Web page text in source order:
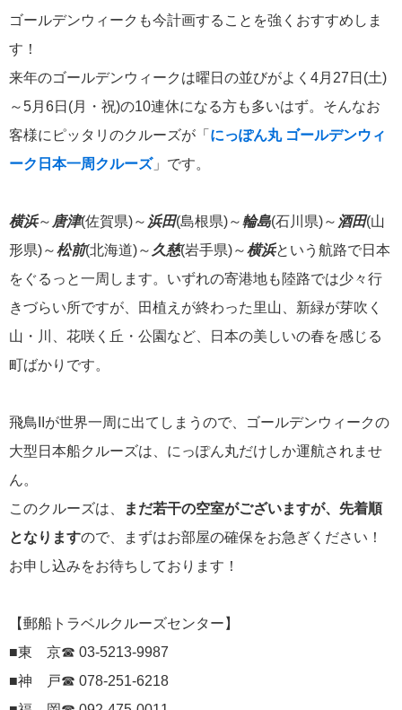
ゴールデンウィークも今計画することを強くおすすめしま
す！
来年のゴールデンウィークは曜日の並びがよく4月27日(土)
～5月6日(月・祝)の10連休になる方も多いはず。そんなお
客様にピッタリのクルーズが「 にっぽん丸 ゴールデンウィ
ーク日本一周クルーズ」です。
横浜～ 唐津(佐賀県)～ 浜田(島根県)～輪島(石川県)～ 酒田(山
形県)～松前(北海道)～ 久慈(岩手県)～横浜という航路で日本
をぐるっと一周します。いずれの寄港地も陸路では少々行
きづらい所ですが、田植えが終わった里山、新緑が芽吹く
山・川、花咲く丘・公園など、日本の美しいの春を感じる
町ばかりです。
飛鳥IIが世界一周に出てしまうので、ゴールデンウィークの
大型日本船クルーズは、にっぽん丸だけしか運航されませ
ん。
このクルーズは、
まだ若干の空室がございますが、先着順
となりますので、まずはお部屋の確保をお急ぎください！
お申し込みをお待ちしております！
【郵船トラベルクルーズセンター】
■東 京☎ 03-5213-9987
■神 戸☎ 078-251-6218
2026年01月30日
カテゴリーリスト
飛鳥II 385
にっぽん丸
初夏の日本一周
ぱしふぃっく びいなす
ぱしふぃっくびいなすチャーター
現地情報
クリスタル・クルーズ
お知らせ